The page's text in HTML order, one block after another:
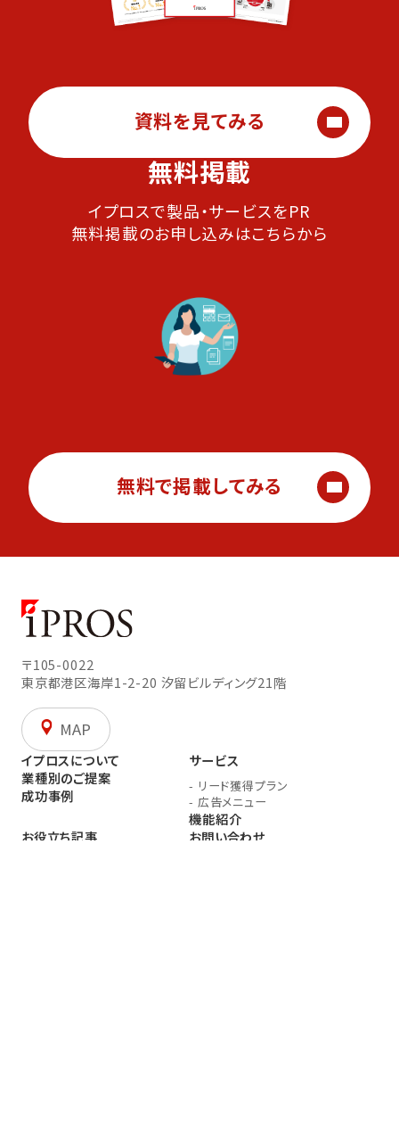
資料を見てみる
無料掲載
イプロスで製品・サービスをPR
無料掲載のお申し込みはこちらから
無料で掲載してみる
〒105-0022
東京都港区海岸1-2-20 汐留ビルディング21階
MAP
イプロスについて
業種別のご提案
成功事例
サービス
- リード獲得プラン
- 広告メニュー
機能紹介
お役立ち記事
お問い合わせ